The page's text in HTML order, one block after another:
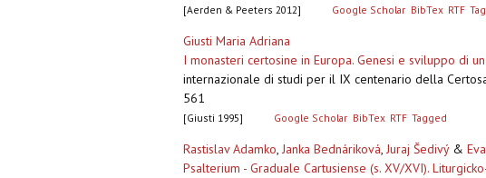
[Aerden & Peeters 2012] Google Scholar BibTex RTF
Giusti Maria Adriana
I monasteri certosine in Europa. Genesi e sviluppo di
internazionale di studi per il IX centenario della
561
[Giusti 1995] Google Scholar BibTex RTF Tagged
Rastislav Adamko, Janka Bednáriková, Juraj Šedivý &
Psalterium - Graduale Cartusiense (s. XV/XVI).